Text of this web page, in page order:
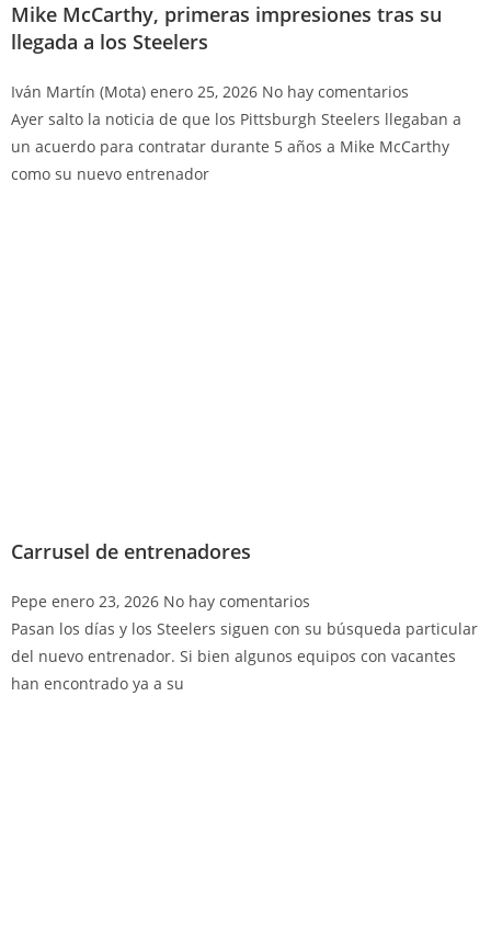
Mike McCarthy, primeras impresiones tras su
llegada a los Steelers
Iván Martín (Mota) enero 25, 2026 No hay comentarios
Ayer salto la noticia de que los Pittsburgh Steelers llegaban a
un acuerdo para contratar durante 5 años a Mike McCarthy
como su nuevo entrenador
Carrusel de entrenadores
Pepe enero 23, 2026 No hay comentarios
Pasan los días y los Steelers siguen con su búsqueda particular
del nuevo entrenador. Si bien algunos equipos con vacantes
han encontrado ya a su